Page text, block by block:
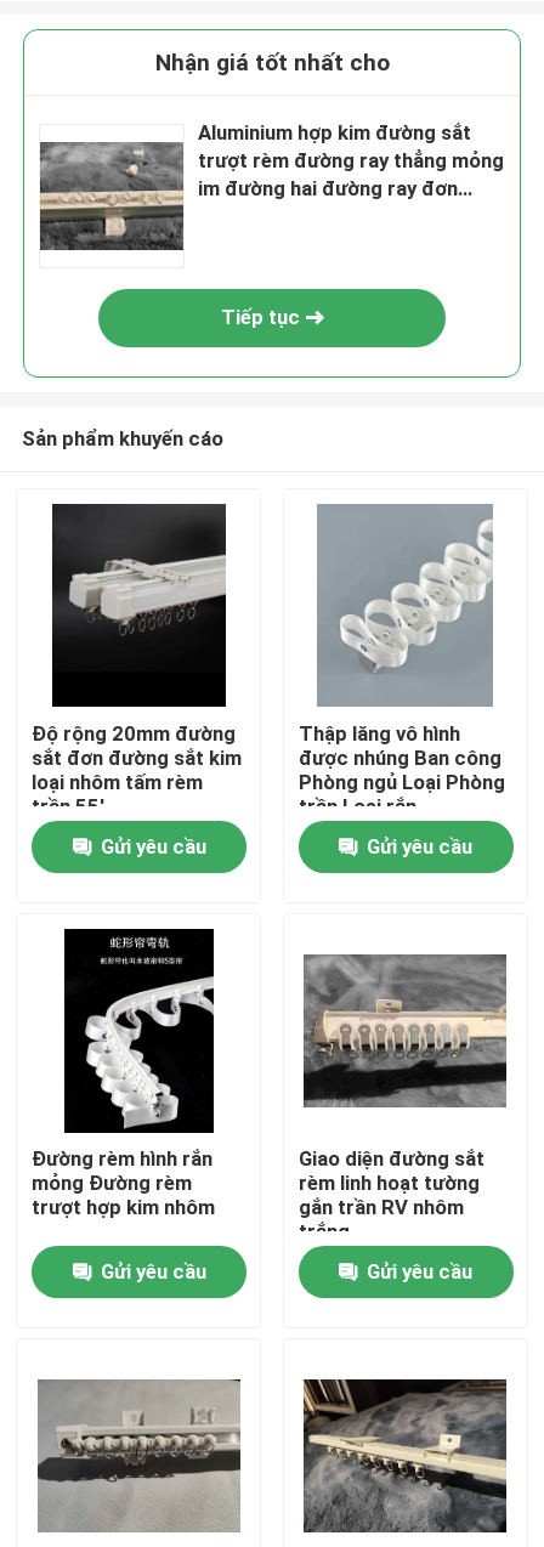
Trang chủ
Về chúng tôi
Tham quan nhà máy
Liên hệ chúng tôi
Yêu cầu báo giá
Quần áo thời trang cũ
Quần áo trẻ em tiểu học
Nhận giá tốt nhất cho
Aluminium hợp kim đường sắt
trượt rèm đường ray thẳng mỏng
im đường hai đường ray đơn
Tiếp tục
Sản phẩm khuyến cáo
Độ rộng 20mm đường
sắt đơn đường sắt kim
loại nhôm tấm rèm
trần 55'
Gửi yêu cầu
Thập lăng vô hình
được nhúng Ban công
Phòng ngủ Loại Phòng
trần Loại rắn
Gửi yêu cầu
Đường rèm hình rắn
mỏng Đường rèm
trượt hợp kim nhôm
Gửi yêu cầu
Giao diện đường sắt
rèm linh hoạt tường
gắn trần RV nhôm
trắng
Gửi yêu cầu